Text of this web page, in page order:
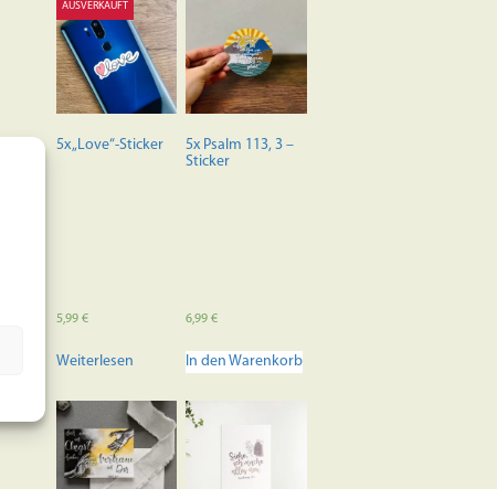
Die
Optionen
können
auf
der
gewählt
AUSVERKAUFT
5x „Love“-Sticker
5,99 €
Weiterlesen
5x Psalm 113, 3 –
Sticker
6,99€
In den Warenkorb